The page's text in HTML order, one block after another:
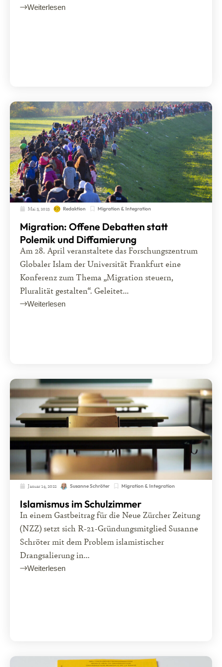
Weiterlesen
Mai 5, 2023 Redaktion Migration & Integration
Migration: Offene Debatten statt
Polemik und Diffamierung
Am 28. April veranstaltete das Forschungszentrum
Globaler Islam der Universität Frankfurt eine
Konferenz zum Thema „Migration steuern,
Pluralität gestalten“. Geleitet...
Weiterlesen
Januar 14, 2022 Susanne Schröter Migration & Integration
Islamismus im Schulzimmer
In einem Gastbeitrag für die Neue Zürcher Zeitung
(NZZ) setzt sich R-21-Gründungsmitglied Susanne
Schröter mit dem Problem islamistischer
Drangsalierung in...
Weiterlesen